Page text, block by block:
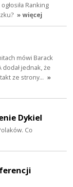
Ranking
» więcej
mówi Barack
dodał jednak, że
ze strony… »
Dykiel
Co